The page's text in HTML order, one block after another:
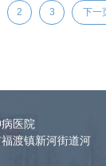
2 3 下一
医院
渡镇新河街道河